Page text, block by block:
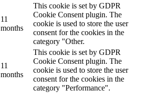
11
months
This cookie is set by GDPR
Cookie Consent plugin. The
cookie is used to store the user
consent for the cookies in the
category "Other.
11
months
This cookie is set by GDPR
Cookie Consent plugin. The
cookie is used to store the user
consent for the cookies in the
category "Performance".